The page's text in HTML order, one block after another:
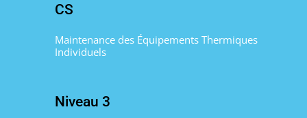
CS
Maintenance des Équipements Thermiques
Individuels
Niveau 3